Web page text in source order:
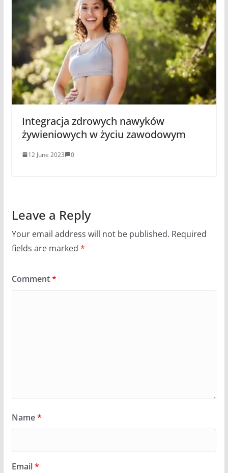
Integracja zdrowych nawyków
żywieniowych w życiu zawodowym
12 June 2023 0
Leave a Reply
Your email address will not be published. Required
fields are marked *
Comment*
Name*
Email*